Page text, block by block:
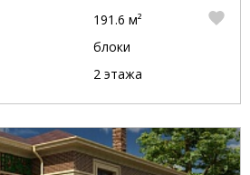
191.6 м²
блоки
2 этажа